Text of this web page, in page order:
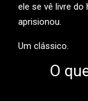
ele se vê livre
aprisionou.
Um clássico.
O